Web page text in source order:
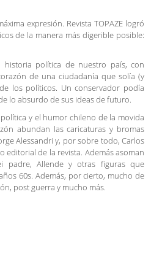
expresión. Revista TOPAZE logró
de la manera más digerible posible:
historia política de nuestro país, con
de una ciudadanía que solía (y
los políticos. Un conservador podía
lo absurdo de sus ideas de futuro.
y el humor chileno de la movida
abundan las caricaturas y bromas
Alessandri y, por sobre todo, Carlos
editorial de la revista. Además asoman
padre, Allende y otras figuras que
60s. Además, por cierto, mucho de
post guerra y mucho más.